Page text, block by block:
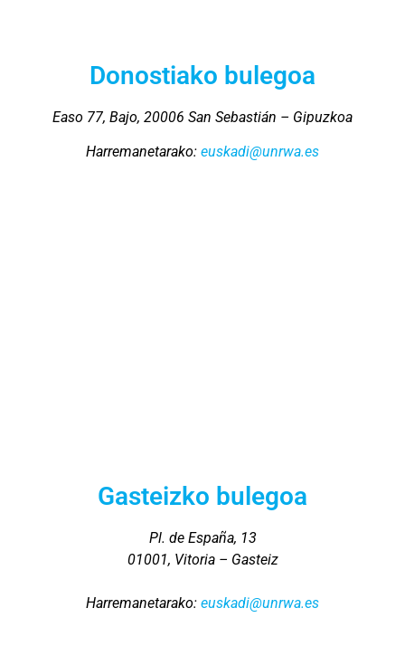
Donostiako bulegoa
Easo 77, Bajo, 20006 San Sebastián – Gipuzkoa
Harremanetarako: euskadi@unrwa.es
Gasteizko bulegoa
Pl. de España, 13
01001, Vitoria – Gasteiz
Harremanetarako: euskadi@unrwa.es